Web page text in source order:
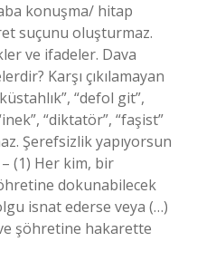
konuşma/ hitap
suçunu oluşturmaz.
ve ifadeler. Dava
Karşı çıkılamayan
“defol git”,
“diktatör”, “faşist”
Şerefsizlik yapıyorsun
(1) Her kim, bir
dokunabilecek
isnat ederse veya (…)
şöhretine hakarette